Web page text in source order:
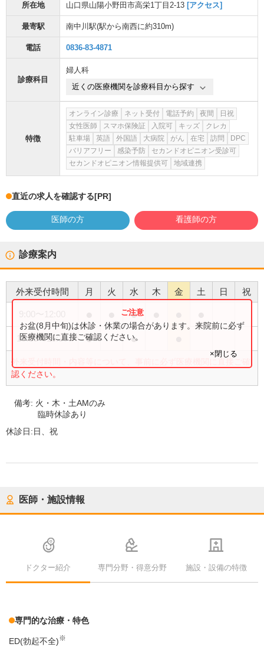
所在地 山口県山陽小野田市高栄1丁目2-13 [アクセス]
最寄駅 南中川駅(駅から南西に約310m)
電話 0836-83-4871
診療科目
婦人科
近くの医療機関を診療科目から探す
特徴
オンライン診療 ネット受付 電話予約 夜間
日祝
女性医師
スマホ保険証 入院可 キッズ
クレカ
駐車場
英語 外国語 大病院 がん 在宅 訪問
DPC
バリアフリー
感染予防
セカンドオピニオン受診可
セカンドオピニオン情報提供可
地域連携
直近の求人を確認する[PR]
医師の方 看護師の方
診療案内
外来受付時間 月 火 水 木 金 土 日 祝
●
13:00〜16:30 ● ●
外来受付時間・内容等について、事前に必ず医療機関に直接ご確
認ください。
お盆(8月中旬)は休診・休業の場合があります。来院前に必ず
医療機関に直接ご確認ください。
×閉じる
備考: 火・木・土AMのみ
臨時休診あり
休診日:日、祝
医師・施設情報
ドクター紹介 専門分野・得意分野 施設・設備の特徴
専門的な治療・特色
ED(勃起不全)※